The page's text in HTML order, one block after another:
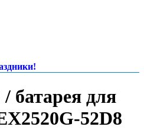
батарея для
52D8